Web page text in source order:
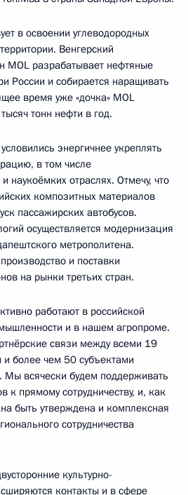
в освоении углеводородных
Венгерский
MOL разрабатывает нефтяные
России и собирается наращивать
время уже «дочка» MOL
тонн нефти в год.
энергичнее укреплять
в том числе
наукоёмких отраслях. Отмечу, что
композитных материалов
пассажирских автобусов.
осуществляется модернизация
метрополитена.
и поставки
на рынки третьих стран.
работают в российской
и в нашем агропроме.
связи между всеми 19
и более чем 50 субъектами
Мы всячески будем поддерживать
к прямому сотрудничеству, и, как
быть утверждена и комплексная
сотрудничества
культурно-
контакты и в сфере